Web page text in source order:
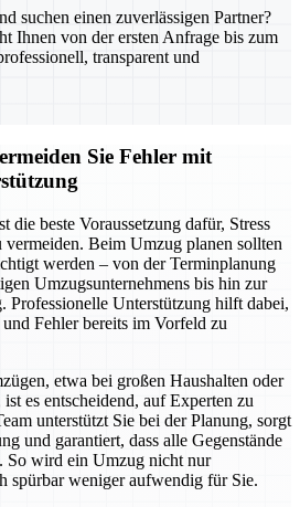
suchen einen zuverlässigen Partner?
Ihnen von der ersten Anfrage bis zum
transparent und
Sie Fehler mit
die beste Voraussetzung dafür, Stress
Beim Umzug planen sollten
werden – von der Terminplanung
Umzugsunternehmens bis hin zur
Professionelle Unterstützung hilft dabei,
Fehler bereits im Vorfeld zu
etwa bei großen Haushalten oder
es entscheidend, auf Experten zu
unterstützt Sie bei der Planung, sorgt
und garantiert, dass alle Gegenstände
So wird ein Umzug nicht nur
spürbar weniger aufwendig für Sie.